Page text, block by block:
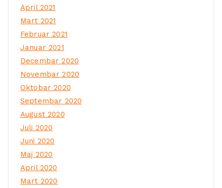
April 2021
Mart 2021
Februar 2021
Januar 2021
Decembar 2020
Novembar 2020
Oktobar 2020
Septembar 2020
August 2020
Juli 2020
Juni 2020
Maj 2020
April 2020
Mart 2020